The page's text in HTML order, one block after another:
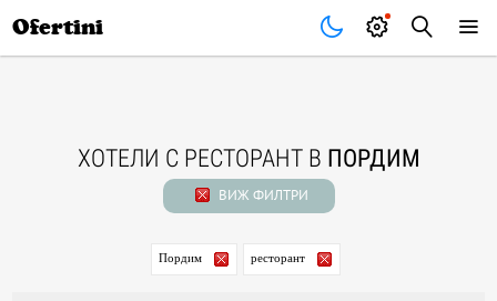
Ofertini
ХОТЕЛИ С РЕСТОРАНТ В ПОРДИМ
ВИЖ ФИЛТРИ
Пордим ресторант